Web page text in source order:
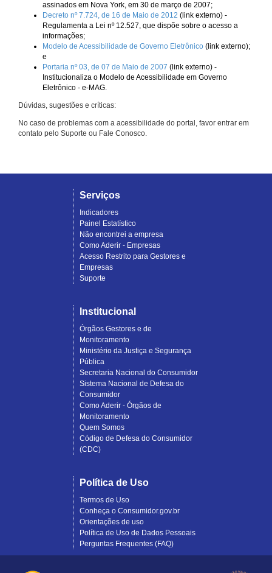
assinados em Nova York, em 30 de março de 2007;
Decreto nº 7.724, de 16 de Maio de 2012 (link externo) -
Regulamenta a Lei nº 12.527, que dispõe sobre o acesso a
informações;
Modelo de Acessibilidade de Governo Eletrônico (link externo);
e
Portaria nº 03, de 07 de Maio de 2007 (link externo) -
Institucionaliza o Modelo de Acessibilidade em Governo
Eletrônico - e-MAG.
Dúvidas, sugestões e críticas:
No caso de problemas com a acessibilidade do portal, favor entrar em
contato pelo Suporte ou Fale Conosco.
Serviços
Indicadores
Painel Estatístico
Não encontrei a empresa
Como Aderir - Empresas
Acesso Restrito para Gestores e
Empresas
Suporte
Institucional
Órgãos Gestores e de
Monitoramento
Ministério da Justiça e Segurança
Pública
Secretaria Nacional do Consumidor
Sistema Nacional de Defesa do
Consumidor
Como Aderir - Órgãos de
Monitoramento
Quem Somos
Código de Defesa do Consumidor
(CDC)
Política de Uso
Termos de Uso
Conheça o Consumidor.gov.br
Orientações de uso
Política de Uso de Dados Pessoais
Perguntas Frequentes (FAQ)